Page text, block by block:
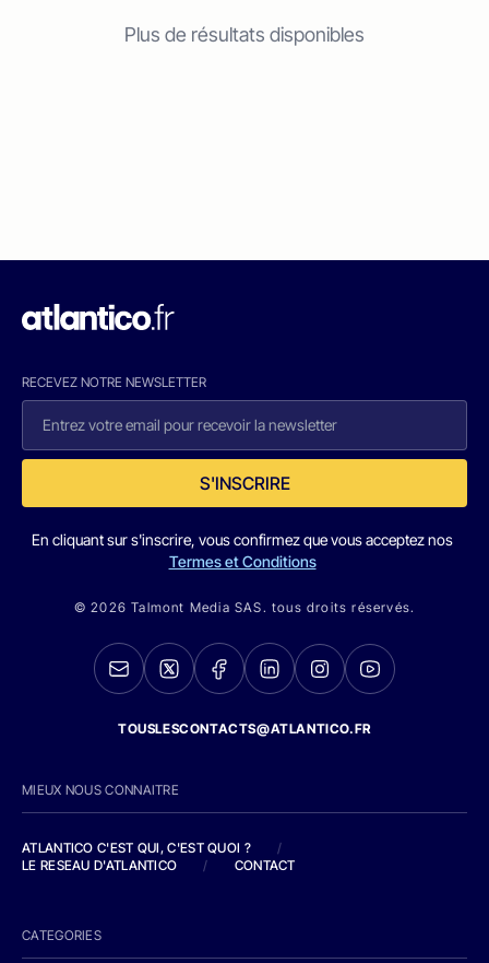
Plus de résultats disponibles
RECEVEZ NOTRE NEWSLETTER
S'INSCRIRE
En cliquant sur s'inscrire, vous confirmez que vous acceptez nos
Termes et Conditions
© 2026 Talmont Media SAS. tous droits réservés.
TOUSLESCONTACTS@ATLANTICO.FR
MIEUX NOUS CONNAITRE
ATLANTICO C'EST QUI, C'EST QUOI ?
/
LE RESEAU D'ATLANTICO
/ CONTACT
CATEGORIES